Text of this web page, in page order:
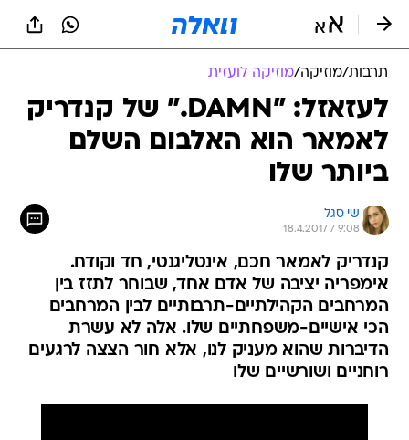
תרבות/מוזיקה/מוזיקה לועזית
לעזאזל: "DAMN." של קנדריק
לאמאר הוא האלבום השלם
ביותר שלו
שי סגל
18.4.2017 / 9:08
קנדריק לאמאר חכם, אינטליגנטי, חד וקודח.
אימפריה יציבה של אדם אחד, שבוחר לתזז בין
המרחבים הקהילתיים-תרבותיים לבין המרחבים
הכי אישיים-משפחתיים שלו. אלה לא עשרת
הדיברות שהוא מעניק לנו, אלא חור הצצה לרגעים
רוחניים ושורשיים שלו